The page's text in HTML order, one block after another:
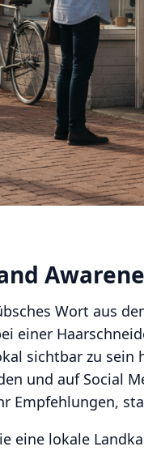
Wort aus
einer
sichtbar zu
und auf Social
Empfehlungen,
eine lokale